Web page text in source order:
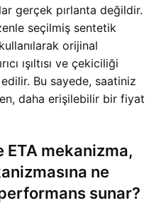
gerçek pırlanta değildir.
seçilmiş sentetik
orijinal
ışıltısı ve çekiciliği
Bu sayede, saatiniz
daha erişilebilir bir fiyat
ETA mekanizma,
ne
sunar?